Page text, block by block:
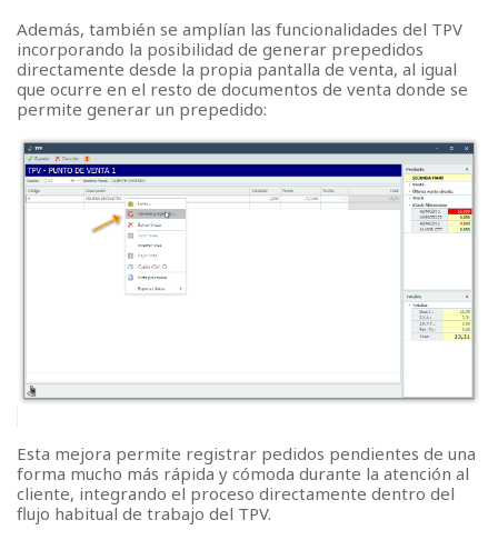
Además, también se amplían las funcionalidades del TPV
incorporando la posibilidad de generar prepedidos
directamente desde la propia pantalla de venta, al igual
que ocurre en el resto de documentos de venta donde se
permite generar un prepedido:
Esta mejora permite registrar pedidos pendientes de una
forma mucho más rápida y cómoda durante la atención al
cliente, integrando el proceso directamente dentro del
flujo habitual de trabajo del TPV.